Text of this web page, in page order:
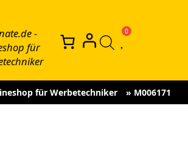
für Werbetechniker » M006171